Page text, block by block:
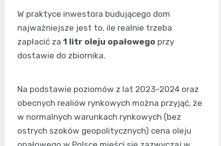
W praktyce inwestora budującego dom
najważniejsze jest to, ile realnie trzeba
zapłacić za 1 litr oleju opałowego przy
dostawie do zbiornika.
Na podstawie poziomów z lat 2023–2024 oraz
obecnych realiów rynkowych można przyjąć, że
w normalnych warunkach rynkowych (bez
ostrych szoków geopolitycznych) cena oleju